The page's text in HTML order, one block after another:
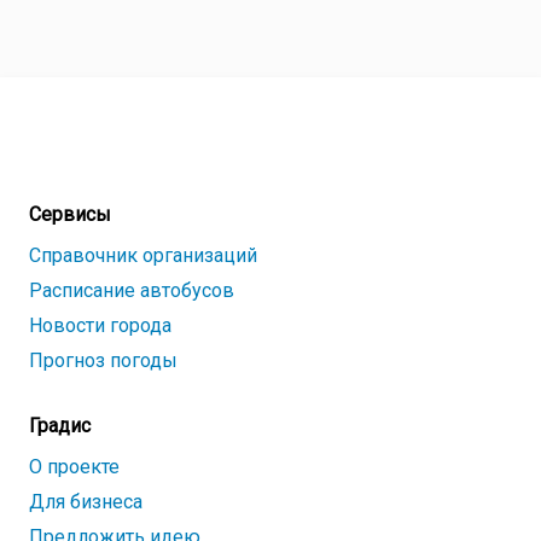
Сервисы
Справочник организаций
Расписание автобусов
Новости города
Прогноз погоды
Градис
О проекте
Для бизнеса